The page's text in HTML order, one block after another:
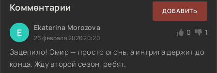
Комментарии ДОБАВИТЬ
E Ekaterina Morozova
26 февраля 2026 20:20
0 1
Зацепило! Эмир — просто огонь, а интрига держит до
конца. Жду второй сезон, ребят.